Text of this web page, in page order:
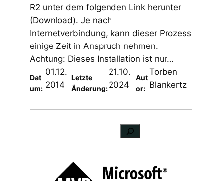
R2 unter dem folgenden Link herunter
(Download). Je nach
Internetverbindung, kann dieser Prozess
einige Zeit in Anspruch nehmen.
Achtung: Dieses Installation ist nur…
Dat
um:
01.12.
2014
Letzte
Änderung:
21.10.
2024
Aut
or:
Torben
Blankertz